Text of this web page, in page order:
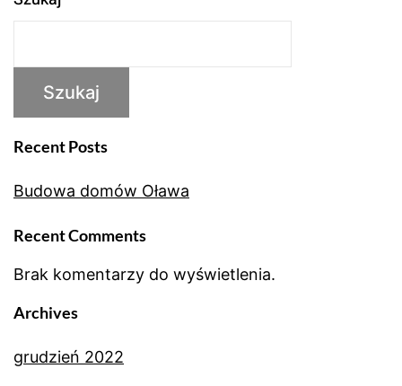
Szukaj
Recent Posts
Budowa domów Oława
Recent Comments
Brak komentarzy do wyświetlenia.
Archives
grudzień 2022